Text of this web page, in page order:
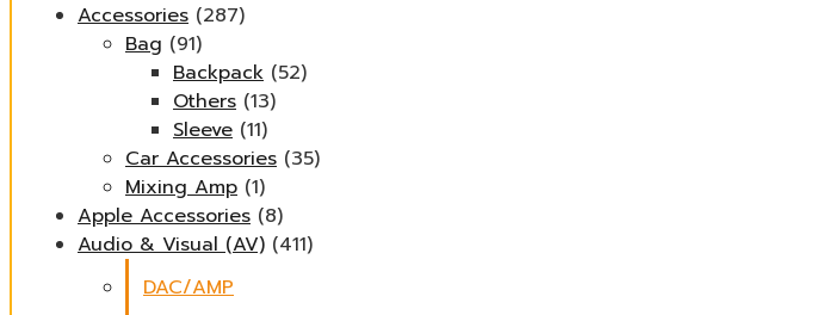
Accessories (287)
Bag (91)
Backpack (52)
Others (13)
Sleeve (11)
Car Accessories (35)
Mixing Amp (1)
Apple Accessories (8)
Audio & Visual (AV) (411)
DAC/AMP